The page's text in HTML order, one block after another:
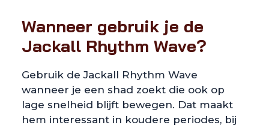
Wanneer gebruik je de
Jackall Rhythm Wave?
Gebruik de Jackall Rhythm Wave
wanneer je een shad zoekt die ook op
lage snelheid blijft bewegen. Dat maakt
hem interessant in koudere periodes, bij